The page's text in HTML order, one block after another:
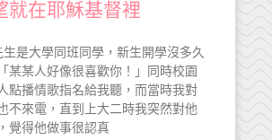
就在耶穌基督裡
是大學同班同學，新生開學沒多久
某某人好像很喜歡你！」同時校園
點播情歌指名給我聽，而當時我對
不來電，直到上大二時我突然對他
覺得他做事很認真